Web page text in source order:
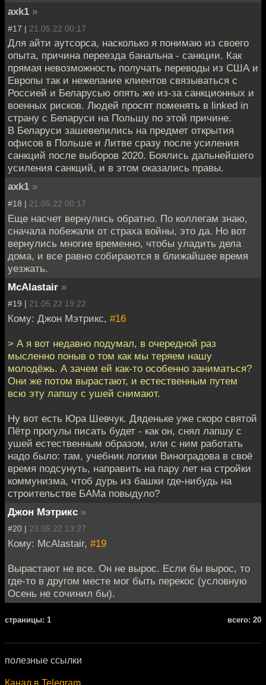
axk1 »
#17 | 21.05.22 00:17
Для айти аутсорса, насколько я понимаю из своего
опыта, причина переезда банальна - санкции. Как
прямая невозможность получать переводы из США и
Европы так и нежелание клиентов связываться с
Россией и Беларусью опять же из-за санкционных и
военных рисков. Людей просят поменять в linked in
страну с Беларуси на Польшу по этой причине.
В Беларуси зашевелились на предмет открытия
офисов в Польше и Литве сразу после усиления
санкций после выборов 2020. Боялись дальнейшего
усиления санкций, и в этом оказались правы.
axk1 »
#18 | 21.05.22 00:17
Еще насчет вернулись обратно. По коллегам знаю,
сначала побежали от страха войны, это да. Но вот
вернулись многие временно, чтобы уладить дела
дома, и все равно собираются в ближайшее время
уезжать.
McAlastair »
#19 | 21.05.22 19:22
Кому: Джон Мэтрикс, #16
> А я вот недавно подумал, в очередной раз
мысленно поныв о том как мы теряем нашу
молодёжь. А зачем ей как-то особенно заниматься?
Они же потом вырастают, и естественным путем
всю эту лапшу с ушей снимают.
Ну вот есть Юра Шевчук. Дяденьке уже скоро святой
Пётр прогулы писать будет - как он, снял лапшу с
ушей естественным образом, или с ним работать
надо было: там, учебник логики Виноградова в своё
время подсунуть, направить на пару лет на стройки
коммунизма, чтоб дурь из башки где-нибудь на
строительстве БАМа повыдуло?
Джон Мэтрикс »
#20 | 23.05.22 13:27
Кому: McAlastair, #19
Вырастают не все. Он не вырос. Если бы вырос, то
где-то в другом месте мог быть перекос (условную
Осень не сочинил бы).
cтраницы: 1 всего: 20
полезные ссылки
Канал в Telegram